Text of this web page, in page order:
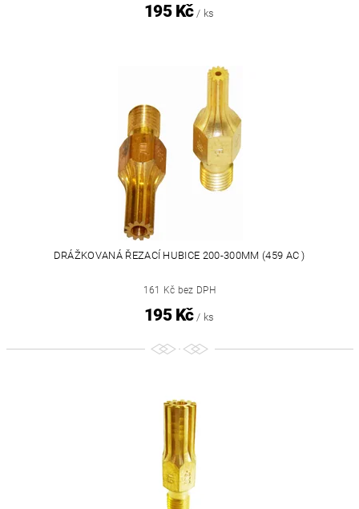
195 Kč / ks
DRÁŽKOVANÁ ŘEZACÍ HUBICE 200-300MM (459 AC )
161 Kč bez DPH
195 Kč / ks